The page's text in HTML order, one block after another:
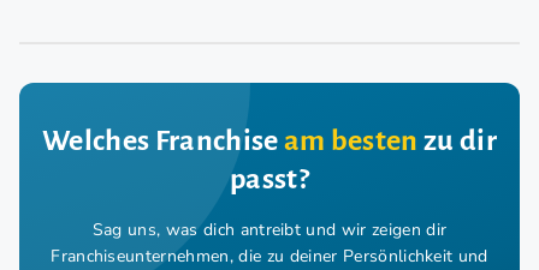
Welches Franchiseam besten zu dir
passt?
Sag uns, was dich antreibt und wir zeigen dir
Franchiseunternehmen, die zu deiner Persönlichkeit und